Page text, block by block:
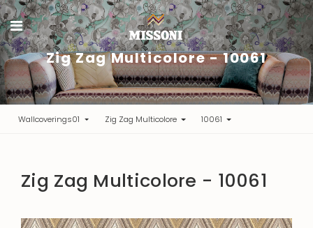
Zig Zag Multicolore - 10061
Wallcoverings01 Zig Zag Multicolore 10061
Zig Zag Multicolore - 10061